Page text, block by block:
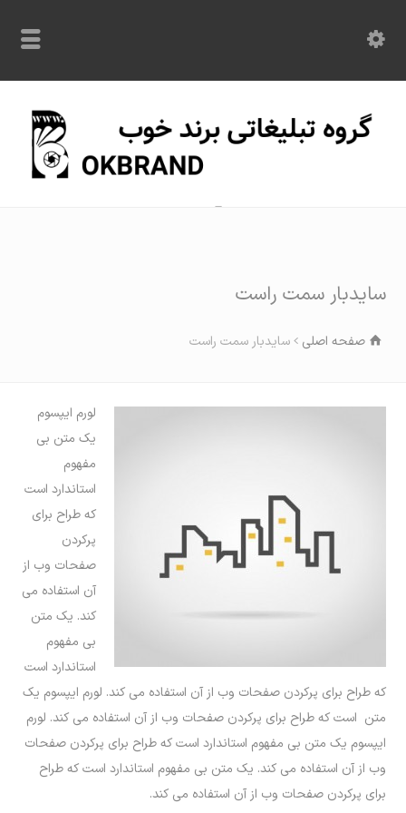
سایدبار سمت راست
صفحه اصلی سایدبار سمت راست
لورم ایپسوم
یک متن بی
مفهوم
استاندارد است
که طراح برای
پرکردن
صفحات وب از
آن استفاده می
کند. یک متن
بی مفهوم
استاندارد است
که طراح برای پرکردن صفحات وب از آن استفاده می کند. لورم ایپسوم یک
متن است که طراح برای پرکردن صفحات وب از آن استفاده می کند. لورم
ایپسوم یک متن بی مفهوم استاندارد است که طراح برای پرکردن صفحات
وب از آن استفاده می کند. یک متن بی مفهوم استاندارد است که طراح
برای پرکردن صفحات وب از آن استفاده می کند.